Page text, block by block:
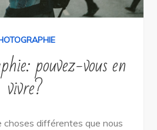
pouvez-vous en
vivre?
choses différentes que nous